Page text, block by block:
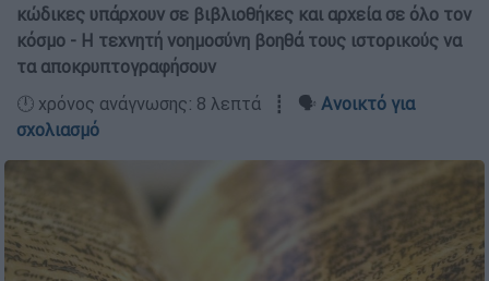
κώδικες υπάρχουν σε βιβλιοθήκες και αρχεία σε όλο τον
κόσμο - Η τεχνητή νοημοσύνη βοηθά τους ιστορικούς να
τα αποκρυπτογραφήσουν
🕛 χρόνος ανάγνωσης: 8 λεπτά ┋ 🗣️ Ανοικτό για
σχολιασμό